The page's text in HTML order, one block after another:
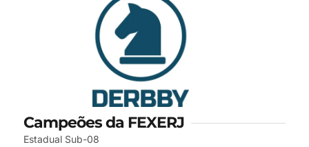
Campeões da FEXERJ
Estadual Sub-08